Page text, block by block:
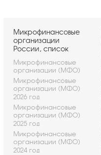
Микрофинансовые
организации
России, список
Микрофинансовые
организации (МФО)
Микрофинансовые
организации (МФО)
2026 год
Микрофинансовые
организации (МФО)
2025 год
Микрофинансовые
организации (МФО)
2024 год